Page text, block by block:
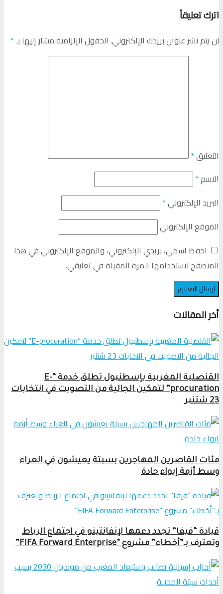
اترك تعليقاً
لن يتم نشر عنوان بريدك الإلكتروني. الحقول الإلزامية مشار إليها بـ*
التعليق*
الاسم*
البريد الإلكتروني*
الموقع الإلكتروني
احفظ اسمي، بريدي الإلكتروني، والموقع الإلكتروني في هذا
المتصفح لاستخدامها المرة المقبلة في تعليقي.
أخر المقالات
القنصلية المغربية بإسطنبول تطلق خدمة “E-
procuration” لتمكين الجالية من التصويت في انتخابات
23 شتنبر
مئات القاصرين المهاجرين بسبتة يعيشون في العراء
وسط أزمة إيواء حادة
قيادة “فيفا” تجدد دعمها لإنفانتينو في اجتماع الرباط
وتعترف بـ”أخطاء” مشروع “FIFA Forward Enterprise”